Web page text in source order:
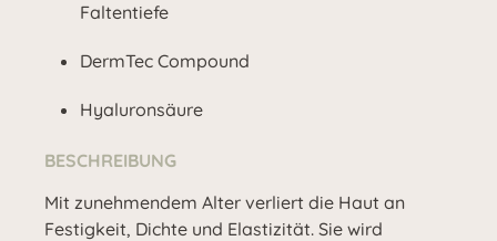
Faltentiefe
DermTec Compound
Hyaluronsäure
BESCHREIBUNG
Mit zunehmendem Alter verliert die Haut an
Festigkeit, Dichte und Elastizität. Sie wird